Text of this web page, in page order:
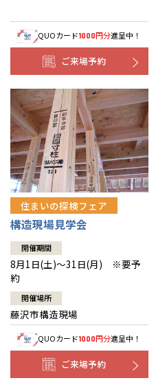
QUOカード1000円分進呈中！
ご来場予約
住まいの探検フェア
構造現場見学会
開催期間
8月1日(土)～31日(月) ※要予
約
開催場所
藤沢市構造現場
QUOカード1000円分進呈中！
ご来場予約